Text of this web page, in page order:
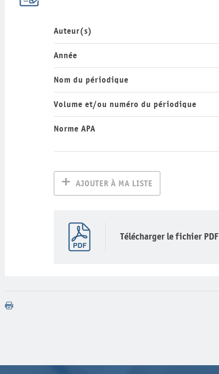
Auteur(s)
Année
Nom du périodique
Volume et/ou numéro du périodique
Norme APA
AJOUTER À MA LISTE
Télécharger le fichier PDF